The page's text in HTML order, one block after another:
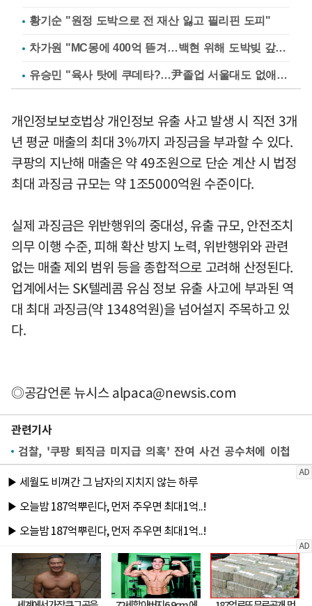
황기순 "원정 도박으로 전 재산 잃고 필리핀 도피"
차가원 "MC몽에 400억 뜯겨…백현 위해 도박빚 갚아줘"
유승민 "육사 탓에 쿠데타?…尹졸업 서울대도 없애나"
개인정보보호법상 개인정보 유출 사고 발생 시 직전 3개
년 평균 매출의 최대 3%까지 과징금을 부과할 수 있다.
쿠팡의 지난해 매출은 약 49조원으로 단순 계산 시 법정
최대 과징금 규모는 약 1조5000억원 수준이다.
실제 과징금은 위반행위의 중대성, 유출 규모, 안전조치
의무 이행 수준, 피해 확산 방지 노력, 위반행위와 관련
없는 매출 제외 범위 등을 종합적으로 고려해 산정된다.
업계에서는 SK텔레콤 유심 정보 유출 사고에 부과된 역
대 최대 과징금(약 1348억원)을 넘어설지 주목하고 있
다.
◎공감언론 뉴시스alpaca@newsis.com
관련기사
검찰, '쿠팡 퇴직금 미지급 의혹' 잔여 사건 공수처에 이첩